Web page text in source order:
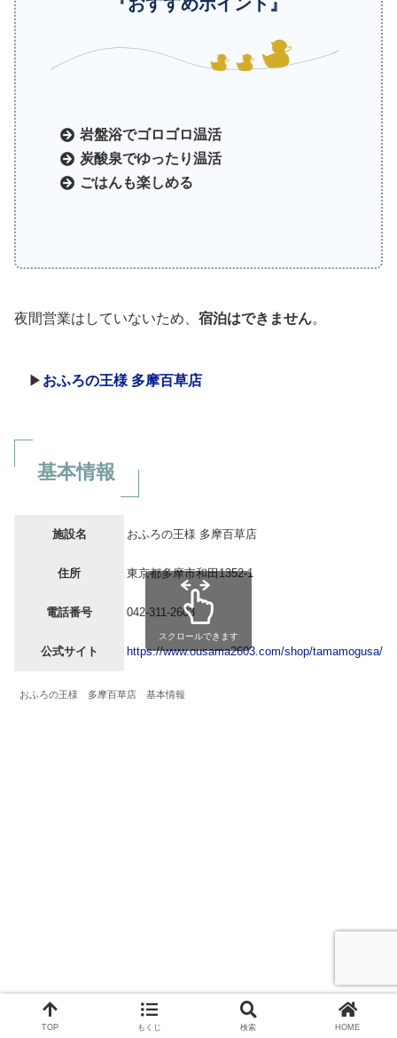
岩盤浴でゴロゴロ温活
炭酸泉でゆったり温活
ごはんも楽しめる
夜間営業はしていないため、 宿泊はできません。
▶ おふろの王様 多摩百草店
基本情報
施設名 おふろの王様 多摩百草店
住所 東京都多摩市和田1352-1
電話番号 042-311-2603
公式サイト https://www.ousama2603.com/shop/tamamogusa/
スクロールできます
おふろの王様 多摩百草店 基本情報
TOP もくじ 検索 HOME